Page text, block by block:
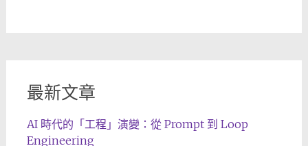
最新文章
AI 時代的「工程」演變：從 Prompt 到 Loop
Engineering